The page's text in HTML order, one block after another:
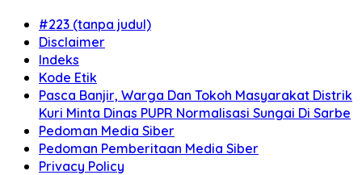
#223 (tanpa judul)
Disclaimer
Indeks
Kode Etik
Pasca Banjir, Warga Dan Tokoh Masyarakat Distrik
Kuri Minta Dinas PUPR Normalisasi Sungai Di Sarbe
Pedoman Media Siber
Pedoman Pemberitaan Media Siber
Privacy Policy